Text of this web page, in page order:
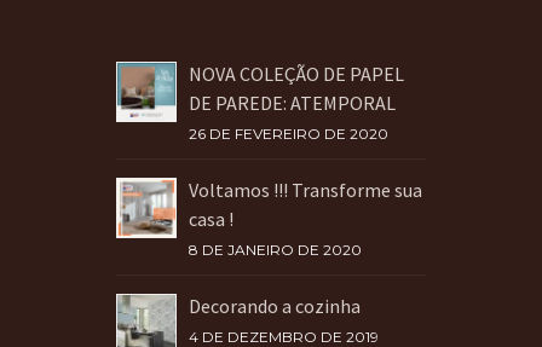
NOVA COLEÇÃO DE PAPEL
DE PAREDE: ATEMPORAL
26 DE FEVEREIRO DE 2020
Voltamos !!! Transforme sua
casa !
8 DE JANEIRO DE 2020
Decorando a cozinha
4 DE DEZEMBRO DE 2019